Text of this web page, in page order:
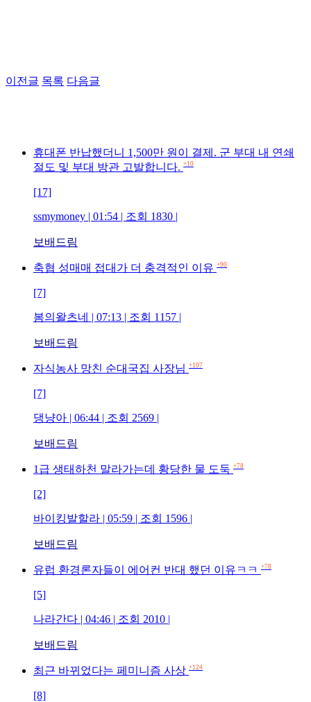
이전글 목록 다음글
휴대폰 반납했더니 1,500만 원이 결제. 군 부대 내 연쇄
절도 및 부대 방관 고발합니다. +10
[17]
ssmymoney | 01:54 | 조회 1830 |
보배드림
축협 성매매 접대가 더 충격적인 이유 +90
[7]
봄의왈츠네 | 07:13 | 조회 1157 |
보배드림
자식농사 망친 순대국집 사장님 +107
[7]
댕냥아 | 06:44 | 조회 2569 |
보배드림
1급 생태하천 말라가는데 황당한 물 도둑 +78
[2]
바이킹발할라 | 05:59 | 조회 1596 |
보배드림
유럽 환경론자들이 에어컨 반대 했던 이유ㅋㅋ +78
[5]
나라간다 | 04:46 | 조회 2010 |
보배드림
최근 바뀌었다는 페미니즘 사상 +124
[8]